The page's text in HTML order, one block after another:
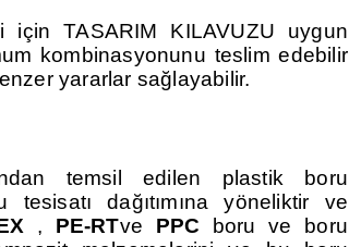
TASARIM KILAVUZU uygun
kombinasyonunu teslim edebilir
yararlar sağlayabilir.
temsil edilen plastik boru
dağıtımına yöneliktir ve
, PE-RTve PPC boru ve boru